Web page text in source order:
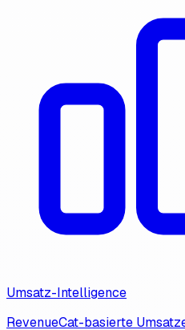
Umsatz-Intelligence
RevenueCat-basierte